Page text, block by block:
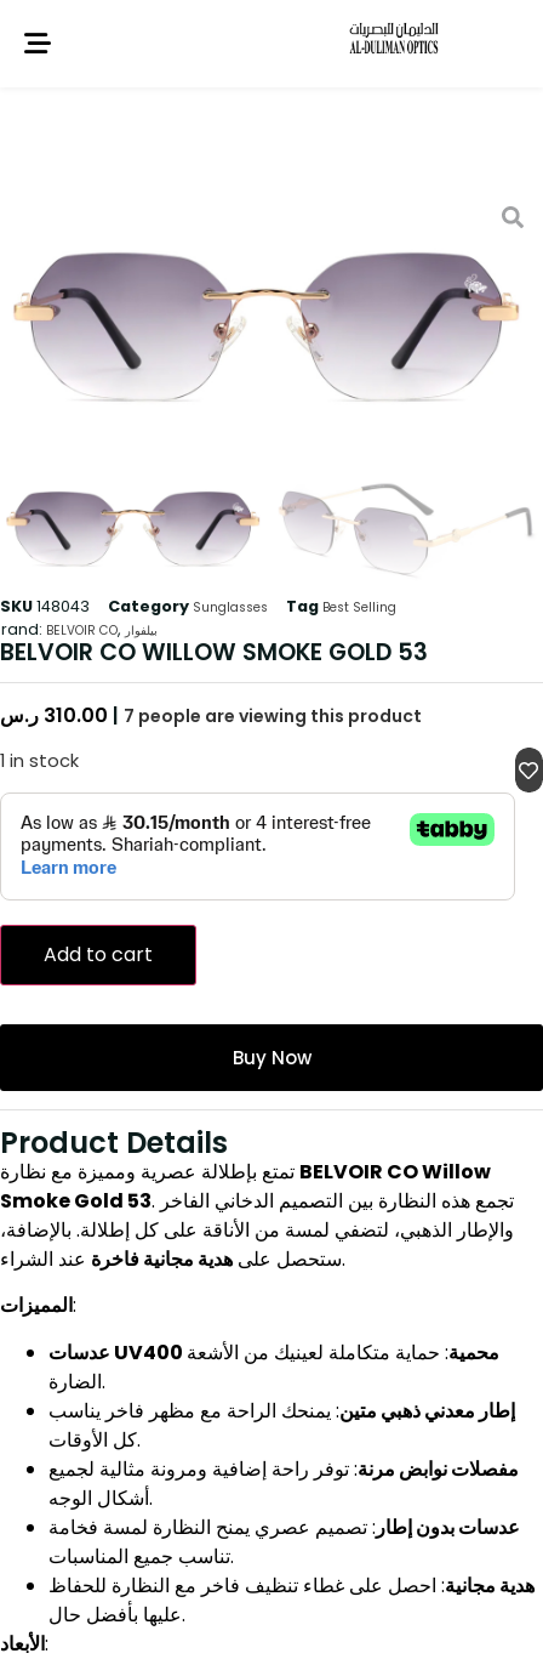
SKU148043 Category Sunglasses Tag Best Selling
BELVOIR CO, بيلفوار
BELVOIR CO WILLOW SMOKE GOLD 53
310.00 ر.س | 7 people are viewing this product
1 in stock
Add to cart
Buy Now
Product Details
BELVOIR CO Willow
Smoke Gold 53. تجمع هذه النظارة بين التصميم الدخاني الفاخر
والإطار الذهبي، لتضفي لمسة من الأناقة على كل إطلالة. بالإضافة،
ستحصل على هدية مجانية فاخرة
عند الشراء.
المميزات:
عدسات UV400 محمية: حماية متكاملة لعينيك من الأشعة
الضارة.
إطار معدني ذهبي متين: يمنحك الراحة مع مظهر فاخر يناسب
كل الأوقات.
مفصلات نوابض مرنة: توفر راحة إضافية ومرونة مثالية لجميع
أشكال الوجه.
عدسات بدون إطار : تصميم عصري يمنح النظارة لمسة فخامة
تناسب جميع المناسبات.
هدية مجانية: احصل على غطاء تنظيف فاخر مع النظارة للحفاظ
عليها بأفضل حال.
الأبعاد: